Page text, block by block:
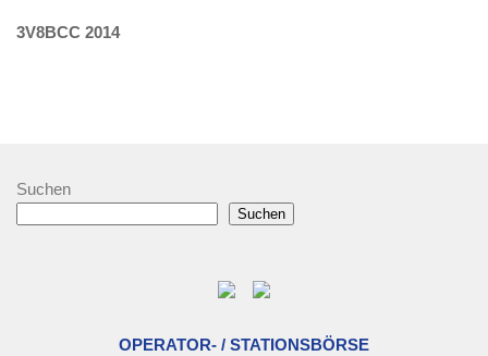
3V8BCC 2014
Suchen
Suchen
OPERATOR- / STATIONSBÖRSE